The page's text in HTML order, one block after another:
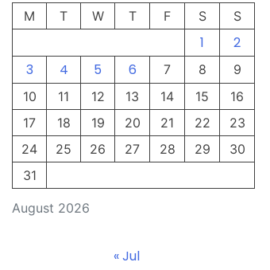
August 2026
M T W T F S S
1
2
3
4 5 6 7 8
9
10
11 12 13 14 15
16
17
18 19 20 21 22
23
24
25 26 27 28 29
30
31
« Jul